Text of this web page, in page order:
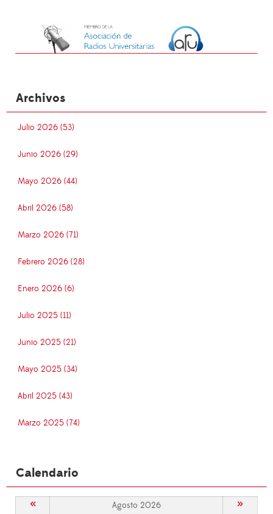
Archivos
Julio 2026 (53)
Junio 2026 (29)
Mayo 2026 (44)
Abril 2026 (58)
Marzo 2026 (71)
Febrero 2026 (28)
Enero 2026 (6)
Julio 2025 (11)
Junio 2025 (21)
Mayo 2025 (34)
Abril 2025 (43)
Marzo 2025 (74)
Calendario
« Agosto 2026 »